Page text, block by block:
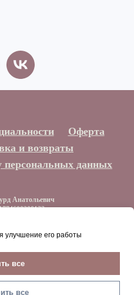
улучшение его работы
все
все
Оферта
и возвраты
персональных данных
Анатольевич